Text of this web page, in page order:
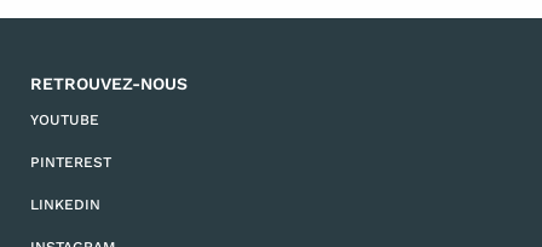
RETROUVEZ-NOUS
YOUTUBE
PINTEREST
LINKEDIN